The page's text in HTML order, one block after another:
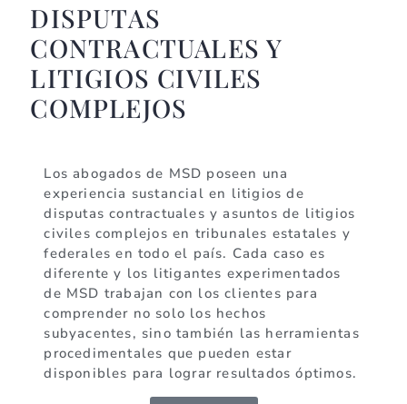
DISPUTAS
CONTRACTUALES Y
LITIGIOS CIVILES
COMPLEJOS
Los abogados de MSD poseen una
experiencia sustancial en litigios de
disputas contractuales y asuntos de litigios
civiles complejos en tribunales estatales y
federales en todo el país. Cada caso es
diferente y los litigantes experimentados
de MSD trabajan con los clientes para
comprender no solo los hechos
subyacentes, sino también las herramientas
procedimentales que pueden estar
disponibles para lograr resultados óptimos.